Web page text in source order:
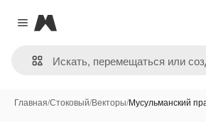
Close menu
Magnific
Главная/Стоковый/Векторы/Мусульманский